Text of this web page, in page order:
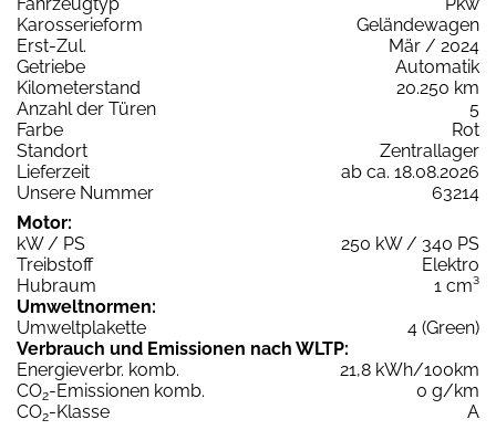
Karosserieform
Geländewagen
Erst-Zul.
Mär / 2024
Getriebe
Automatik
Kilometerstand
20.250 km
Anzahl der Türen
5
Farbe
Rot
Standort
Zentrallager
Lieferzeit
ab ca. 18.08.2026
Unsere Nummer
63214
Motor:
kW / PS
250 kW / 340 PS
Treibstoff
Elektro
Hubraum
1 cm³
Umweltnormen:
Umweltplakette
4 (Green)
Verbrauch und Emissionen nach WLTP:
Energieverbr. komb.
21,8 kWh/100km
CO2-Emissionen komb.
0 g/km
CO2-Klasse
A